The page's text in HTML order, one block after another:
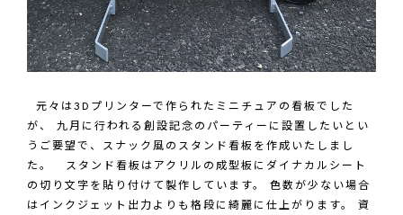
元々は3Dプリンターで作られたミニチュアの看板でした
が、 九月に行われる創設記念のパーティーに設置したいとい
うご要望で、スナック風のスタンド看板を作成いたしまし
た。 スタンド看板はアクリルの成型板にダイナカルシート
の切り文字を貼り付けて製作しています。 色数が少ない場合
はインクジェット出力よりも格段に綺麗に仕上がります。 資